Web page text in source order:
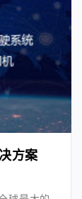
方案